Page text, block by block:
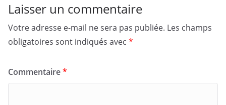
Laisser un commentaire
Votre adresse e-mail ne sera pas publiée. Les champs
obligatoires sont indiqués avec *
Commentaire*